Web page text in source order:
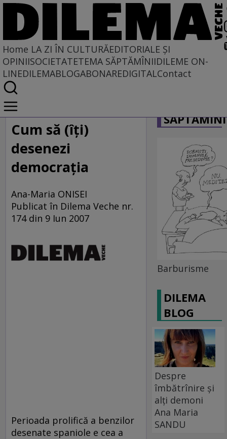
Home LA ZI ÎN CULTURĂEDITORIALE ȘI
OPINIISOCIETATETEMA SĂPTĂMÎNIIDILEME ON-
LINEDILEMABLOGABONAREDIGITALContact
Home
La zi în cultură
Cum să (îţi)
desenezi
democraţia
Ana-Maria ONISEI
Publicat în Dilema Veche nr.
174 din 9 Iun 2007
Perioada prolifică a benzilor
desenate spaniole e cea a
Barburisme
DILEMA
BLOG
Despre
îmbătrînire și
alți demoni
Ana Maria
SANDU